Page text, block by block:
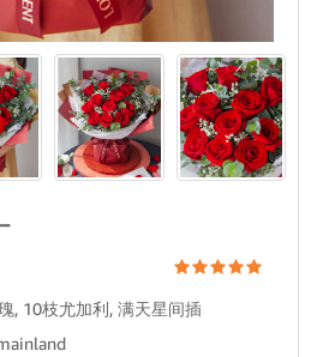
, 10枝尤加利, 满天星间插